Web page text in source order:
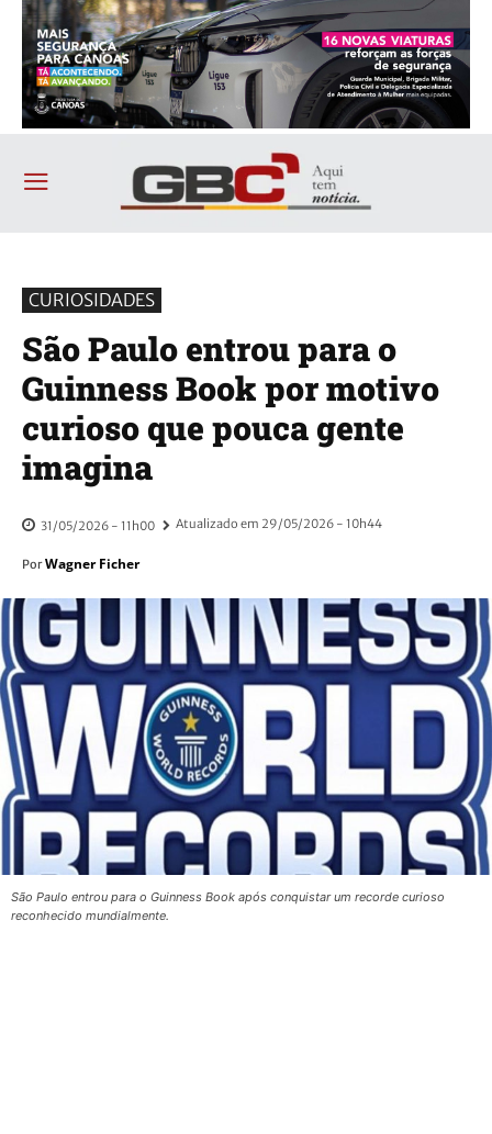
CURIOSIDADES
São Paulo entrou para o
Guinness Book por motivo
curioso que pouca gente
imagina
31/05/2026 - 11h00 Atualizado em 29/05/2026 - 10h44
Por Wagner Ficher
São Paulo entrou para o Guinness Book após conquistar um recorde curioso
reconhecido mundialmente.